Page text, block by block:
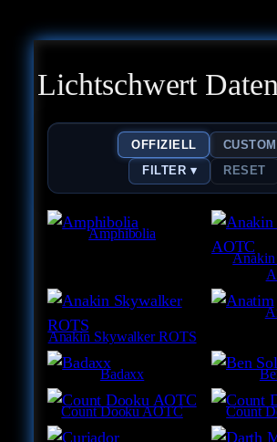
Lichtschwert
OFFIZIELL
CUSTOM
FILTER ▾
RESET
Amphibolia
Anakin Skywalker ROTS
Badaxx
Count Dooku AOTC Count